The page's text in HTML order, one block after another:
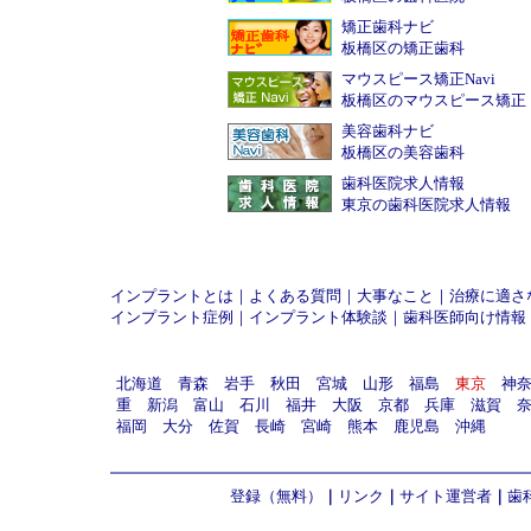
矯正歯科ナビ
板橋区の矯正歯科
マウスピース矯正Navi
板橋区のマウスピース矯正
美容歯科ナビ
板橋区の美容歯科
歯科医院求人情報
東京の歯科医院求人情報
インプラントとは ｜ よくある質問 ｜ 大事なこと ｜ 治療に適さ
インプラント症例 ｜ インプラント体験談 ｜ 歯科医師向け情報
北海道 青森 岩手 秋田 宮城 山形 福島 東京
神
重
新潟 富山 石川 福井 大阪 京都 兵庫 滋賀
福岡
大分 佐賀 長崎 宮崎 熊本 鹿児島 沖縄
登録（無料） リンク サイト運営者｜ 歯